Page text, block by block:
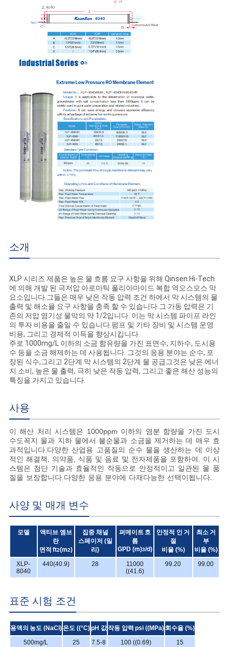
요
하
요
트
맵
PRIVACY
POLICY
소개
XLP 시리즈 제품은 높은 물 흐름 요구 사항을 위해 Qinsen Hi-Tech
에 의해 개발 된 극저압 아로마틱 폴리아마이드 복합 역오스모스 막
요소입니다.그들은 매우 낮은 작동 압력 조건 하에서 막 시스템의 물
출력 및 해소율 요구 사항을 충족 할 수 있습니다.그 가동 압력은 기
존의 저압 염기성 물막의 약 1/2입니다. 이는 막 시스템 파이프 라인
의 투자 비용을 줄일 수 있습니다.펌프 및 기타 장비 및 시스템 운영
비용, 그리고 경제적 이득을 향상시킵니다.
주로 1000mg/L 이하의 소금 함유량을 가진 표면수, 지하수, 도시용
수 등을 소금 해제하는 데 사용됩니다. 그것의 응용 분야는 순수, 포
장된 식수,그리고 2단계 막 시스템의 2단계 물 공급그것은 낮은 에너
지 소비, 높은 물 출력, 극히 낮은 작동 압력, 그리고 좋은 해산 성능의
특징을 가지고 있습니다.
사용
이 해산 처리 시스템은 1000ppm 이하의 염분 함량을 가진 도시
수도꼭지 물과 지하 물에서 불순물과 소금을 제거하는 데 매우 효
과적입니다.다양한 산업용 고품질의 순수 물을 생산하는 데 이상
적인 해결책, 의약품, 식품 및 음료 및 전자제품을 포함하여. 이 시
스템은 첨단 기술과 효율적인 작동으로 안정적이고 일관된 물 품
질을 보장합니다.다양한 응용 분야에 다재다능한 선택이됩니다..
사양 및 매개 변수
모델
액티브 엠브
란
면적 ft2(m2)
집중 채널
스페이저 (밀
리)
퍼메이트 흐
름
GPD (m)3/d)
안정적 인 거
절
비율 (%)
최소 거
부
비율 (%)
XLP-
8040
440(40.9) 28
11000
((41.6)
99.20 99.00
표준 시험 조건
용액의 농도 (NaCl)온도 ((°C)pH 값 작동 압력 psi ((MPa) 회수율 (%)
500mg/L
25 7.5-8 100 ((0.69) 15